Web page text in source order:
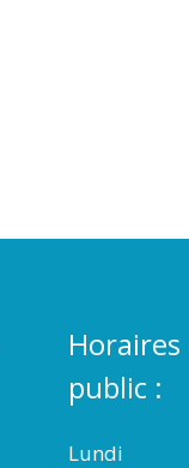
Horaires
public :
Lundi